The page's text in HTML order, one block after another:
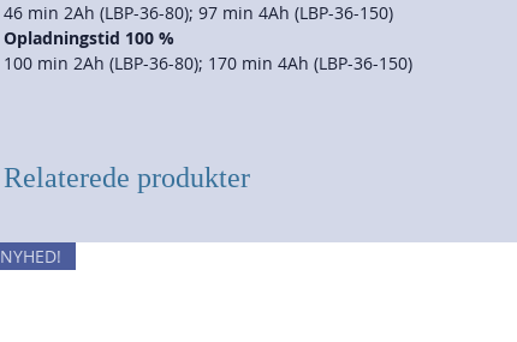
46 min 2Ah (LBP-36-80); 97 min 4Ah (LBP-36-150)
Opladningstid 100 %
100 min 2Ah (LBP-36-80); 170 min 4Ah (LBP-36-150)
Relaterede produkter
NYHED!